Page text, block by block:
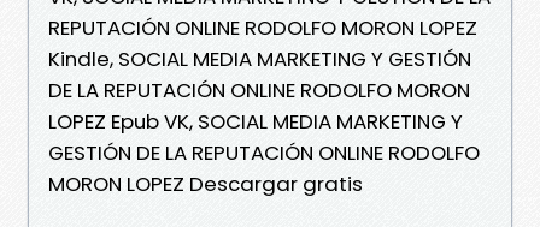
REPUTACIÓN ONLINE RODOLFO MORON LOPEZ
Kindle, SOCIAL MEDIA MARKETING Y GESTIÓN
DE LA REPUTACIÓN ONLINE RODOLFO MORON
LOPEZ Epub VK, SOCIAL MEDIA MARKETING Y
GESTIÓN DE LA REPUTACIÓN ONLINE RODOLFO
MORON LOPEZ Descargar gratis